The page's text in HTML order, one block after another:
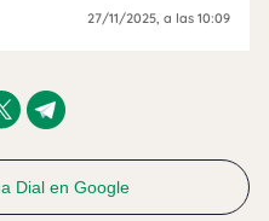
27/11/2025, a las 10:09
Dial en Google